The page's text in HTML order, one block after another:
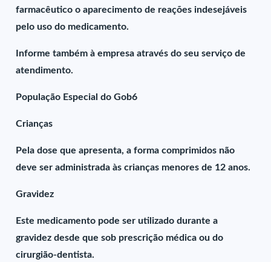
farmacêutico o aparecimento de reações indesejáveis
pelo uso do medicamento.
Informe também à empresa através do seu serviço de
atendimento.
População Especial do Gob6
Crianças
Pela dose que apresenta, a forma comprimidos não
deve ser administrada às crianças menores de 12 anos.
Gravidez
Este medicamento pode ser utilizado durante a
gravidez desde que sob prescrição médica ou do
cirurgião-dentista.